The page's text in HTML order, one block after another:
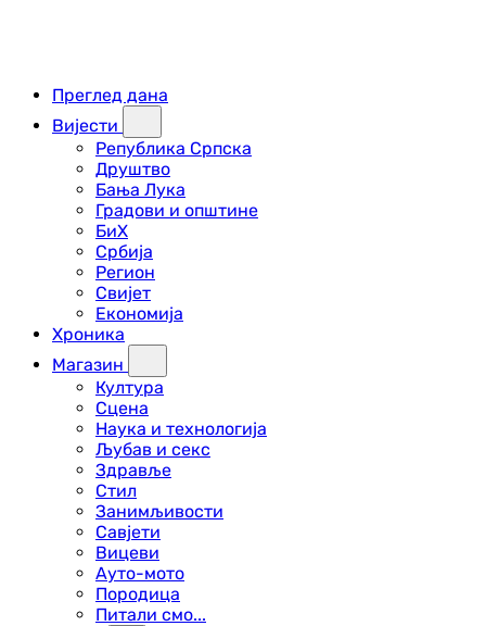
Преглед дана
Вијести
Република Српска
Друштво
Бања Лука
Градови и општине
БиХ
Србија
Регион
Свијет
Економија
Хроника
Магазин
Култура
Сцена
Наука и технологија
Љубав и секс
Здравље
Стил
Занимљивости
Савјети
Вицеви
Ауто-мото
Породица
Питали смо...